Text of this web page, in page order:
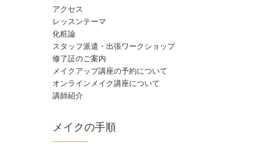
アクセス
レッスンテーマ
化粧論
スタッフ派遣・出張ワークショップ
修了証のご案内
メイクアップ講座の予約について
オンラインメイク講座について
講師紹介
メイクの手順